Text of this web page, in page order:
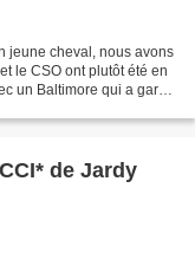
jeune cheval, nous avons
le CSO ont plutôt été en
un Baltimore qui a gardé
de Jardy